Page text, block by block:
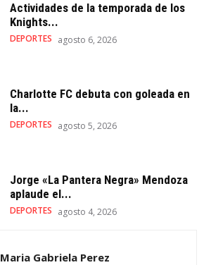
Actividades de la temporada de los
Knights...
DEPORTES agosto 6, 2026
Charlotte FC debuta con goleada en
la...
DEPORTES agosto 5, 2026
Jorge «La Pantera Negra» Mendoza
aplaude el...
DEPORTES agosto 4, 2026
Maria Gabriela Perez